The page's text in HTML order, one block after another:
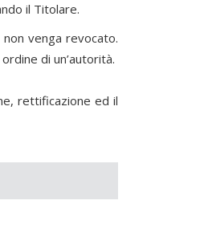
il Titolare.
venga revocato.
di un’autorità.
rettificazione ed il